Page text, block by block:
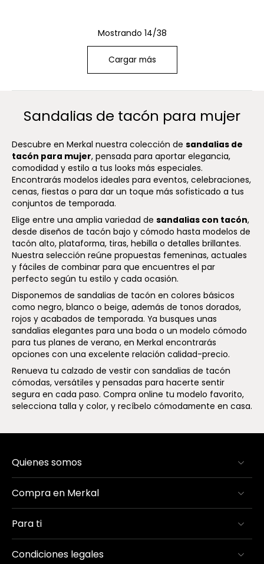
Mostrando 14/38
Cargar más
Sandalias de tacón para mujer
Descubre en Merkal nuestra colección de sandalias de
tacón para mujer, pensada para aportar elegancia,
comodidad y estilo a tus looks más especiales.
Encontrarás modelos ideales para eventos, celebraciones,
cenas, fiestas o para dar un toque más sofisticado a tus
conjuntos de temporada.
Elige entre una amplia variedad de sandalias con tacón,
desde diseños de tacón bajo y cómodo hasta modelos de
tacón alto, plataforma, tiras, hebilla o detalles brillantes.
Nuestra selección reúne propuestas femeninas, actuales
y fáciles de combinar para que encuentres el par
perfecto según tu estilo y cada ocasión.
Disponemos de sandalias de tacón en colores básicos
como negro, blanco o beige, además de tonos dorados,
rojos y acabados de temporada. Ya busques unas
sandalias elegantes para una boda o un modelo cómodo
para tus planes de verano, en Merkal encontrarás
opciones con una excelente relación calidad-precio.
Renueva tu calzado de vestir con sandalias de tacón
cómodas, versátiles y pensadas para hacerte sentir
segura en cada paso. Compra online tu modelo favorito,
selecciona talla y color, y recíbelo cómodamente en casa.
Quienes somos
Compra en Merkal
Para ti
Condiciones legales